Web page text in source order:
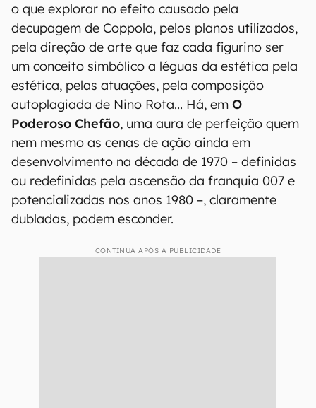
o que explorar no efeito causado pela
decupagem de Coppola, pelos planos utilizados,
pela direção de arte que faz cada figurino ser
um conceito simbólico a léguas da estética pela
estética, pelas atuações, pela composição
autoplagiada de Nino Rota... Há, em O
Poderoso Chefão, uma aura de perfeição quem
nem mesmo as cenas de ação ainda em
desenvolvimento na década de 1970 – definidas
ou redefinidas pela ascensão da franquia 007 e
potencializadas nos anos 1980 –, claramente
dubladas, podem esconder.
CONTINUA APÓS A PUBLICIDADE